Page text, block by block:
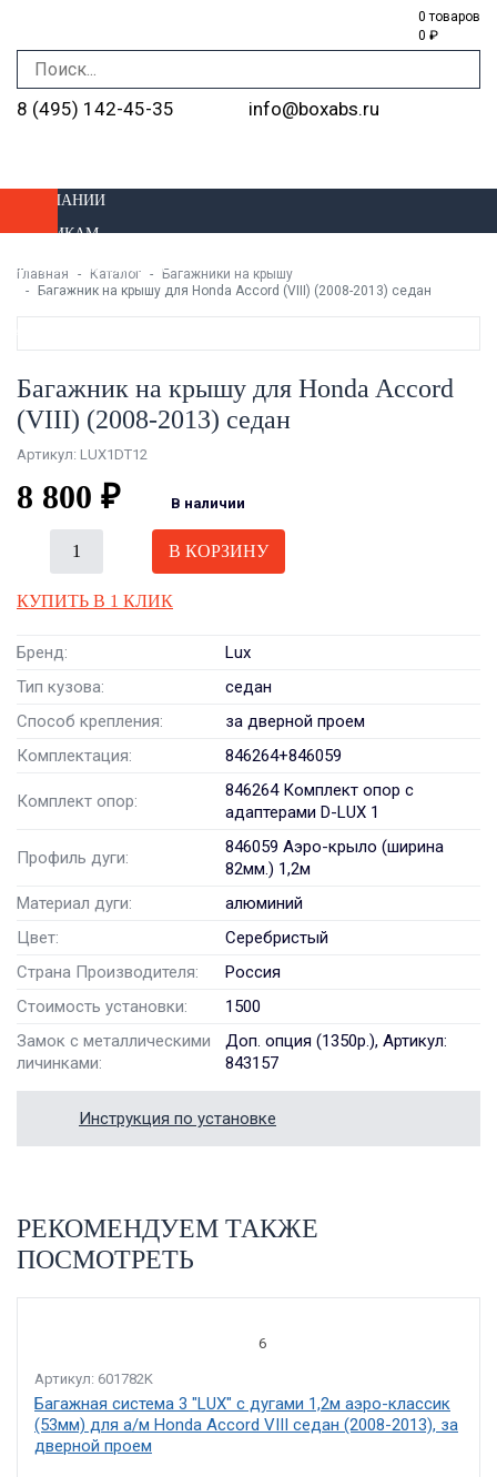
0 товаров
0 ₽
8 (495) 142-45-35 info@boxabs.ru
О КОМПАНИИ
ОПТОВИКАМ
ДОСТАВКА И ОПЛАТА
УСТАНОВКА
Главная Каталог
Багажники на крышу
Багажник на крышу для Honda Accord (VIII) (2008-2013) седан
Багажник на крышу для Honda Accord
(VIII) (2008-2013) седан
Артикул: LUX1DT12
8 800 ₽ В наличии
В КОРЗИНУ
КУПИТЬ В 1 КЛИК
Бренд:
Lux
Тип кузова:
седан
Способ крепления:
за дверной проем
Комплектация:
846264+846059
Комплект опор:
846264 Комплект опор с
адаптерами D-LUX 1
Профиль дуги:
846059 Аэро-крыло (ширина
82мм.) 1,2м
Материал дуги:
алюминий
Цвет:
Серебристый
Страна Производителя:
Россия
Стоимость установки:
1500
Замок с металлическими
личинками:
Доп. опция (1350р.), Артикул:
843157
Инструкция по установке
РЕКОМЕНДУЕМ ТАКЖЕ
ПОСМОТРЕТЬ
6
Артикул: 601782K
Багажная система 3 "LUX" с дугами 1,2м аэро-классик
(53мм) для а/м Honda Accord VIII седан (2008-2013), за
дверной проем